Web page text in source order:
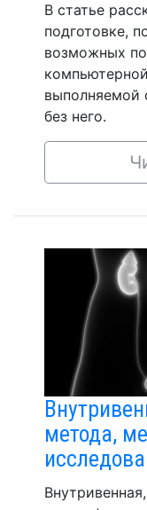
В статье
подготовке,
возможных
выполняемой
без него.
метода,